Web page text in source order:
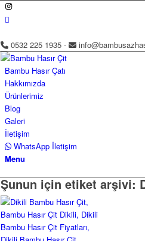
0532 225 1935 -
Bambu Hasır Çatı
Hakkımızda
Ürünlerimiz
Blog
Galeri
İletişim
WhatsApp İletişim
Menu
Şunun için etiket arşivi: